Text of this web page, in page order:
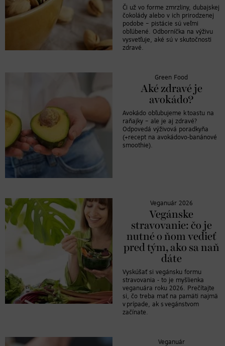
Či už vo forme zmrzliny, dubajskej
čokolády alebo v ich prirodzenej
podobe – pistácie sú veľmi
obľúbené. Odborníčka na výživu
vysvetľuje, aké sú v skutočnosti
zdravé.
Green Food
Aké zdravé je
avokádo?
Avokádo obľubujeme k toastu na
raňajky – ale je aj zdravé?
Odpovedá výživová poradkyňa
(+recept na avokádovo-banánové
smoothie).
Veganuár 2026
Vegánske
stravovanie: čo je
nutné o ňom vedieť
pred tým, ako sa naň
dáte
Vyskúšať si vegánsku formu
stravovania - to je myšlienka
veganuára roku 2026. Prečítajte
si, čo treba mať na pamäti najmä
v prípade, ak s vegánstvom
začínate.
Veganuár